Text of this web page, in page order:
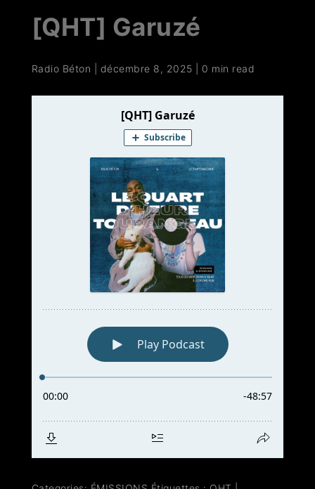
[QHT] Garuzé
Radio Béton décembre 8, 2025 0 min read